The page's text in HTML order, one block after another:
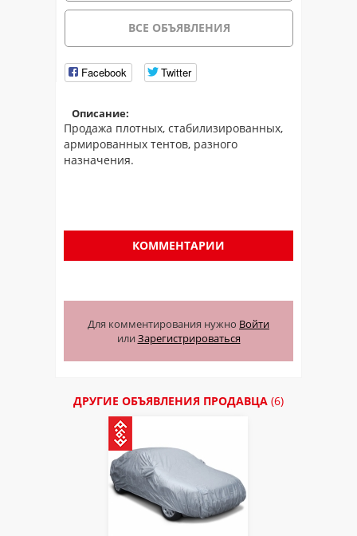
ВСЕ ОБЪЯВЛЕНИЯ
Facebook Twitter
Описание:
Продажа плотных, стабилизированных,
армированных тентов, разного
назначения.
КОММЕНТАРИИ
Для комментирования нужно Войти
или Зарегистрироваться
ДРУГИЕ ОБЪЯВЛЕНИЯ ПРОДАВЦА (6)